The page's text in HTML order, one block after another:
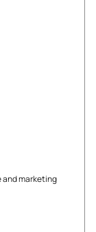
and marketing